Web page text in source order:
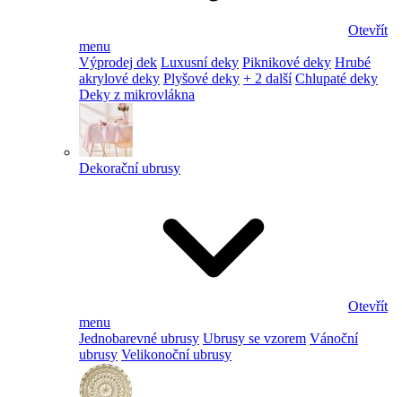
Otevřít
menu
Výprodej dek Luxusní deky Piknikové deky Hrubé
akrylové deky Plyšové deky + 2 další Chlupaté deky
Deky z mikrovlákna
Dekorační ubrusy
Otevřít
menu
Jednobarevné ubrusy Ubrusy se vzorem Vánoční
ubrusy Velikonoční ubrusy